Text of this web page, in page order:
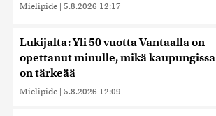
Mielipide | 5.8.2026 12:17
Lukijalta: Yli 50 vuotta Vantaalla on
opettanut minulle, mikä kaupungissa
on tärkeää
Mielipide | 5.8.2026 12:09